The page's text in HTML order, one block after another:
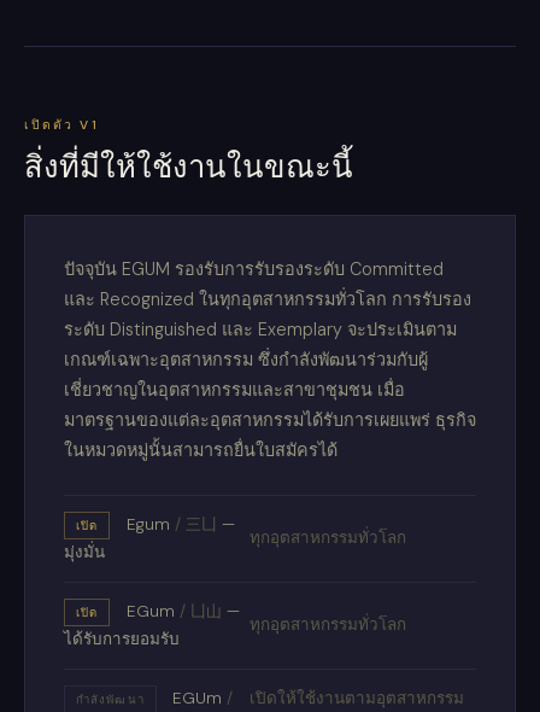
เปิดตัว V1
สิ่งที่มีให้ใช้งานในขณะนี้
ปัจจุบัน EGUM รองรับการรับรองระดับ Committed
และ Recognized ในทุกอุตสาหกรรมทั่วโลก การรับรอง
ระดับ Distinguished และ Exemplary จะประเมินตาม
เกณฑ์เฉพาะอุตสาหกรรม ซึ่งกำลังพัฒนาร่วมกับผู้
เชี่ยวชาญในอุตสาหกรรมและสาขาชุมชน เมื่อ
มาตรฐานของแต่ละอุตสาหกรรมได้รับการเผยแพร่ ธุรกิจ
ในหมวดหมู่นั้นสามารถยื่นใบสมัครได้
เปิด Egum / 三凵 —
มุ่งมั่น
ทุกอุตสาหกรรมทั่วโลก
เปิด EGum / 凵山 —
ได้รับการยอมรับ
ทุกอุตสาหกรรมทั่วโลก
กำลังพัฒนา EGUm /
เปิดให้ใช้งานตามอุตสาหกรรม